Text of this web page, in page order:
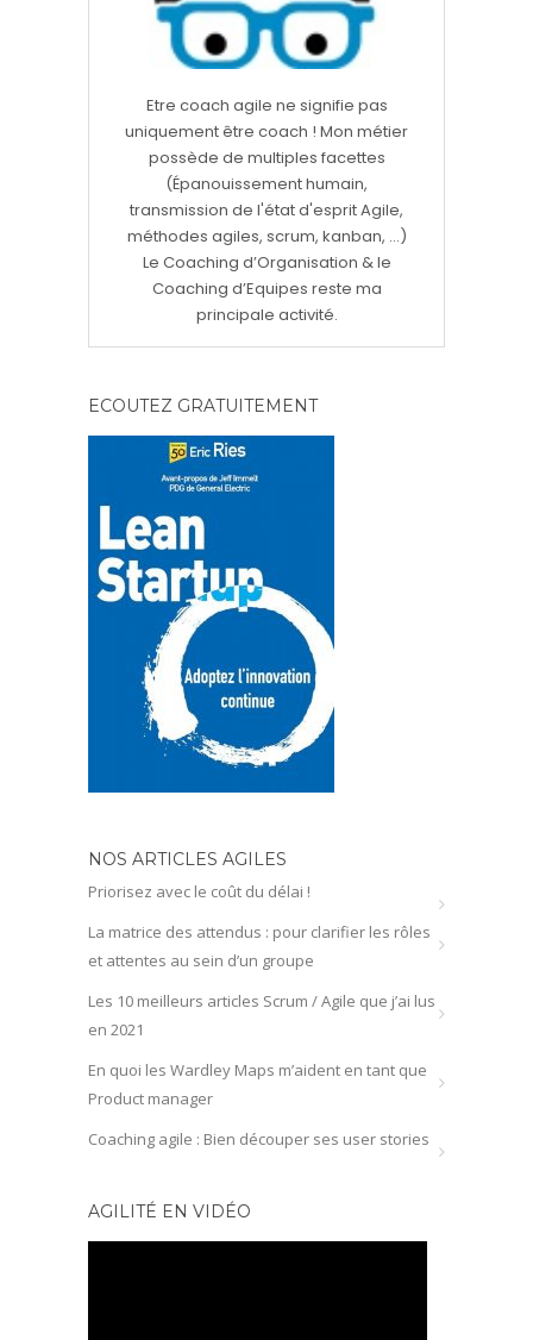
Etre coach agile ne signifie pas
uniquement être coach ! Mon métier
possède de multiples facettes
(Épanouissement humain,
transmission de l'état d'esprit Agile,
méthodes agiles, scrum, kanban, ...)
Le Coaching d’Organisation & le
Coaching d’Equipes reste ma
principale activité.
ECOUTEZ GRATUITEMENT
NOS ARTICLES AGILES
Priorisez avec le coût du délai !
La matrice des attendus : pour clarifier les rôles
et attentes au sein d’un groupe
Les 10 meilleurs articles Scrum / Agile que j’ai lus
en 2021
En quoi les Wardley Maps m’aident en tant que
Product manager
Coaching agile : Bien découper ses user stories
AGILITÉ EN VIDÉO